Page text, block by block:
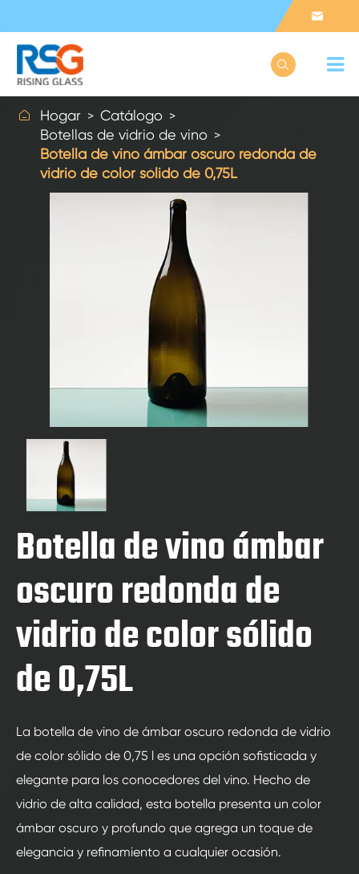


 Hogar
Catálogo
Botellas de vidrio de vino
Botella de vino ámbar oscuro redonda de
vidrio de color sólido de 0,75L
Botella de vino ámbar
oscuro redonda de
vidrio de color sólido
de 0,75L
La botella de vino de ámbar oscuro redonda de vidrio
de color sólido de 0,75 l es una opción sofisticada y
elegante para los conocedores del vino. Hecho de
vidrio de alta calidad, esta botella presenta un color
ámbar oscuro y profundo que agrega un toque de
elegancia y refinamiento a cualquier ocasión.